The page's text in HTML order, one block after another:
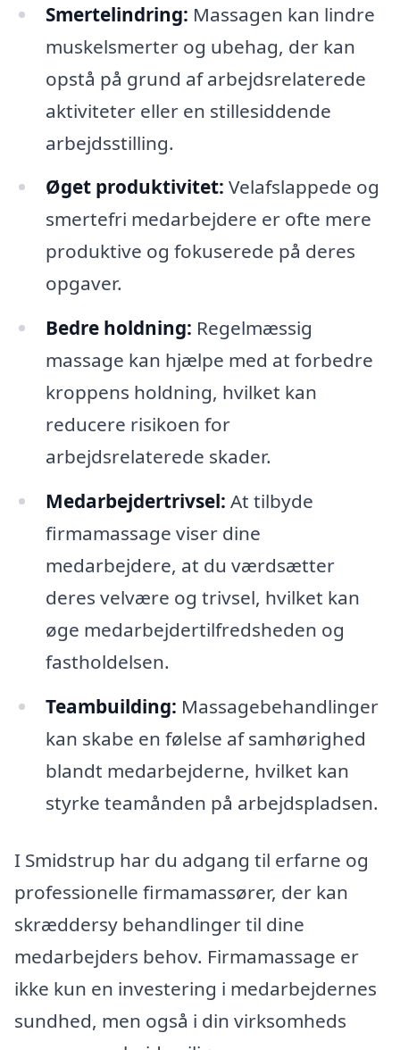
Smertelindring: Massagen kan lindre
muskelsmerter og ubehag, der kan
opstå på grund af arbejdsrelaterede
aktiviteter eller en stillesiddende
arbejdsstilling.
Øget produktivitet: Velafslappede og
smertefri medarbejdere er ofte mere
produktive og fokuserede på deres
opgaver.
Bedre holdning: Regelmæssig
massage kan hjælpe med at forbedre
kroppens holdning, hvilket kan
reducere risikoen for
arbejdsrelaterede skader.
Medarbejdertrivsel: At tilbyde
firmamassage viser dine
medarbejdere, at du værdsætter
deres velvære og trivsel, hvilket kan
øge medarbejdertilfredsheden og
fastholdelsen.
Teambuilding: Massagebehandlinger
kan skabe en følelse af samhørighed
blandt medarbejderne, hvilket kan
styrke teamånden på arbejdspladsen.
I Smidstrup har du adgang til erfarne og
professionelle firmamassører, der kan
skræddersy behandlinger til dine
medarbejders behov. Firmamassage er
ikke kun en investering i medarbejdernes
sundhed, men også i din virksomheds